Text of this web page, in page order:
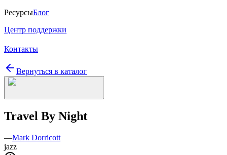
РесурсыБлог
Центр поддержки
Контакты
Вернуться в каталог
Travel By Night
—Mark Dorricott
jazz